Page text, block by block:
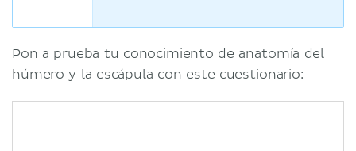
Pon a prueba tu conocimiento de anatomía del
húmero y la escápula con este cuestionario: